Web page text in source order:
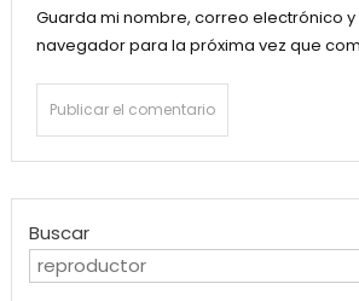
Guarda mi nombre, correo electrónico
navegador para la próxima vez que
Buscar